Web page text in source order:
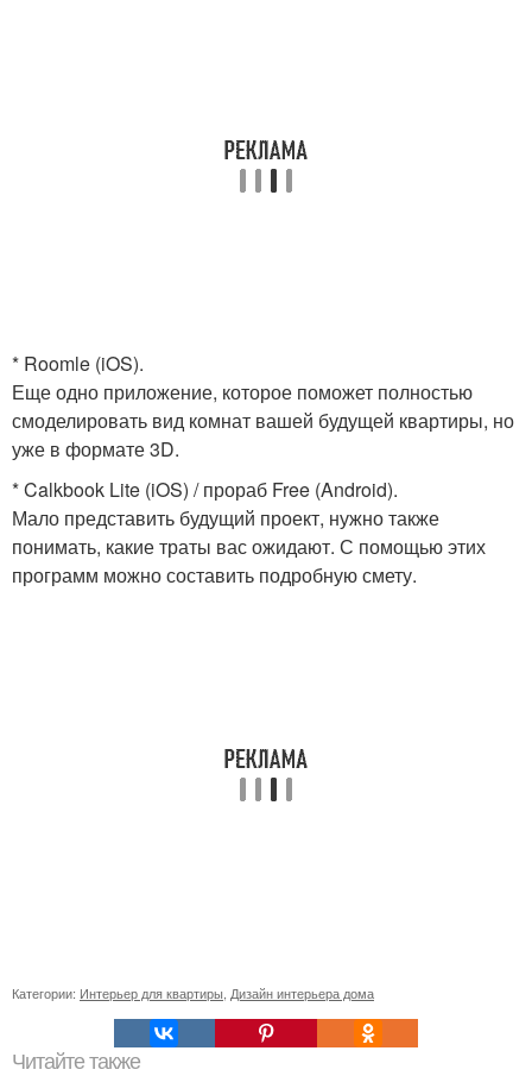
* Roomle (iOS).
Еще одно приложение, которое поможет полностью
смоделировать вид комнат вашей будущей квартиры, но
уже в формате 3D.
* Calkbook Lite (iOS) / прораб Free (Android).
Мало представить будущий проект, нужно также
понимать, какие траты вас ожидают. С помощью этих
программ можно составить подробную смету.
Категории: Интерьер для квартиры Дизайн интерьера дома
Читайте также